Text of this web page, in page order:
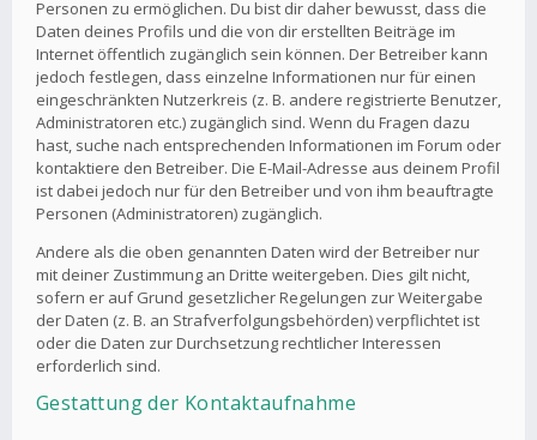
Personen zu ermöglichen. Du bist dir daher bewusst, dass die
Daten deines Profils und die von dir erstellten Beiträge im
Internet öffentlich zugänglich sein können. Der Betreiber kann
jedoch festlegen, dass einzelne Informationen nur für einen
eingeschränkten Nutzerkreis (z. B. andere registrierte Benutzer,
Administratoren etc.) zugänglich sind. Wenn du Fragen dazu
hast, suche nach entsprechenden Informationen im Forum oder
kontaktiere den Betreiber. Die E-Mail-Adresse aus deinem Profil
ist dabei jedoch nur für den Betreiber und von ihm beauftragte
Personen (Administratoren) zugänglich.
Andere als die oben genannten Daten wird der Betreiber nur
mit deiner Zustimmung an Dritte weitergeben. Dies gilt nicht,
sofern er auf Grund gesetzlicher Regelungen zur Weitergabe
der Daten (z. B. an Strafverfolgungsbehörden) verpflichtet ist
oder die Daten zur Durchsetzung rechtlicher Interessen
erforderlich sind.
Gestattung der Kontaktaufnahme